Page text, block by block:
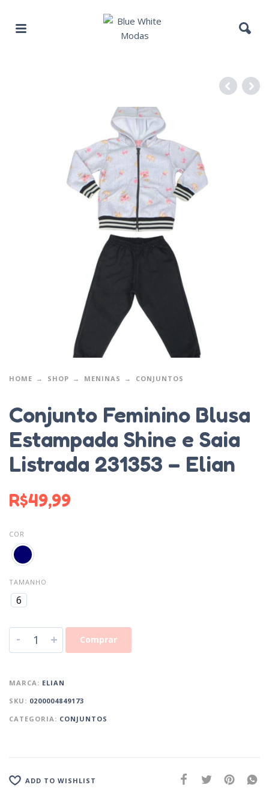
HOME SHOP MENINAS CONJUNTOS
Conjunto Feminino Blusa
Estampada Shine e Saia
Listrada 231353 – Elian
R$49,99
COR
TAMANHO
6
- + Comprar
MARCA: ELIAN
SKU: 0200004849173
CATEGORIA: CONJUNTOS
ADD TO WISHLIST